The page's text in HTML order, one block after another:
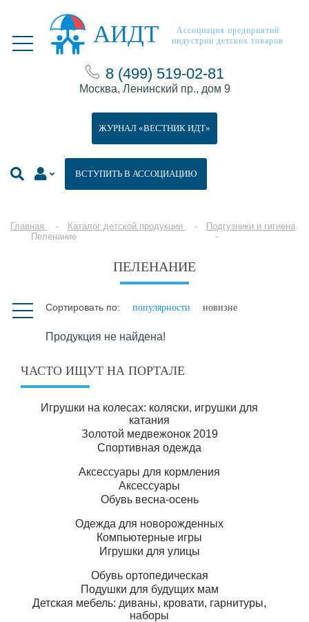
АИДТ
Ассоциация предприятий
индустрии детских товаров
8 (499) 519-02-81
Москва, Ленинский пр., дом 9
ВСТУПИТЬ В АССОЦИАЦИЮ
ЖУРНАЛ «ВЕСТНИК ИДТ»
Главная Каталог детской продукции
Подгузники и гигиена
Пеленание
ПЕЛЕНАНИЕ
Сортировать по: популярности новизне
Продукция не найдена!
ЧАСТО ИЩУТ НА ПОРТАЛЕ
Игрушки на колесах: коляски, игрушки для
катания
Золотой медвежонок 2019
Спортивная одежда
Аксессуары для кормления
Аксессуары
Обувь весна-осень
Одежда для новорожденных
Компьютерные игры
Игрушки для улицы
Обувь ортопедическая
Подушки для будущих мам
Детская мебель: диваны, кровати, гарнитуры,
наборы